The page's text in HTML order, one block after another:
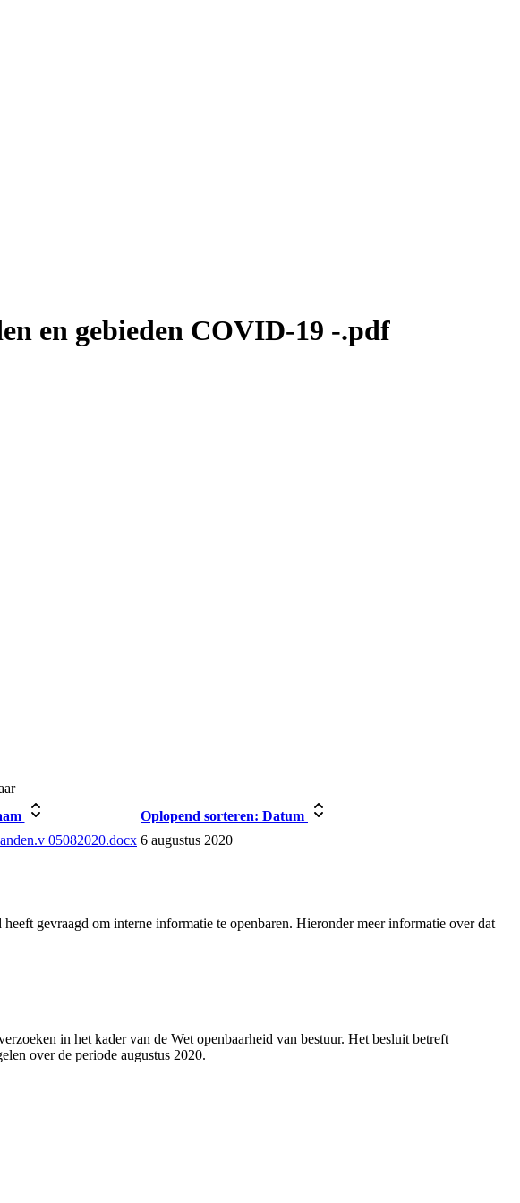
en gebieden COVID-19 -.pdf
Oplopend sorteren: Datum
05082020.docx 6 augustus 2020
gevraagd om interne informatie te openbaren. Hieronder meer informatie over dat
in het kader van de Wet openbaarheid van bestuur. Het besluit betreft
over de periode augustus 2020.